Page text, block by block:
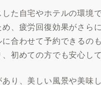
た自宅やホテルの環境
、疲労回復効果がさら
合わせて予約できるの
初めての方でも安心し
り、美しい風景や美味